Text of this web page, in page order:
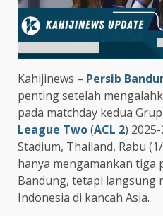
Kahijinews – Persib
penting setelah
pada matchday kedua Grup
League Two(ACL 2)
Stadium, Thailand, Rabu
hanya mengamankan tiga
Bandung, tetapi langsung
Indonesia di kancah Asia.